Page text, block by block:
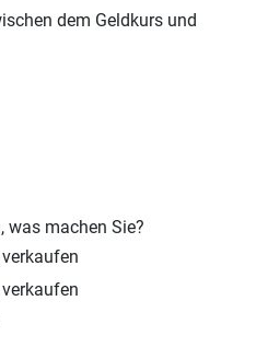
dem Geldkurs und
was machen Sie?